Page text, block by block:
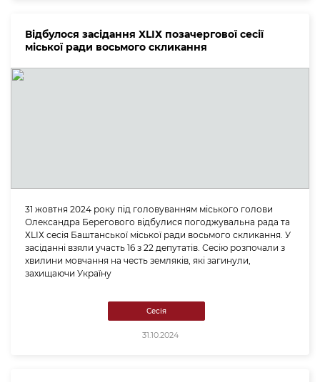
Відбулося засідання ХLІХ позачергової сесії
міської ради восьмого скликання
31 жовтня 2024 року під головуванням міського голови
Олександра Берегового відбулися погоджувальна рада та
ХLІХ сесія Баштанської міської ради восьмого скликання. У
засіданні взяли участь 16 з 22 депутатів. Сесію розпочали з
хвилини мовчання на честь земляків, які загинули,
захищаючи Україну
Сесія
31.10.2024